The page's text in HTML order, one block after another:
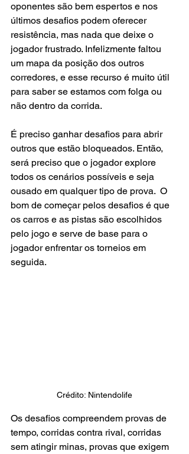
oponentes são bem espertos e nos
últimos desafios podem oferecer
resistência, mas nada que deixe o
jogador frustrado. Infelizmente faltou
um mapa da posição dos outros
corredores, e esse recurso é muito útil
para saber se estamos com folga ou
não dentro da corrida.
É preciso ganhar desafios para abrir
outros que estão bloqueados. Então,
será preciso que o jogador explore
todos os cenários possíveis e seja
ousado em qualquer tipo de prova.  O
bom de começar pelos desafios é que
os carros e as pistas são escolhidos
pelo jogo e serve de base para o
jogador enfrentar os torneios em
seguida.
Crédito: Nintendolife
Os desafios compreendem provas de
tempo, corridas contra rival, corridas
sem atingir minas, provas que exigem